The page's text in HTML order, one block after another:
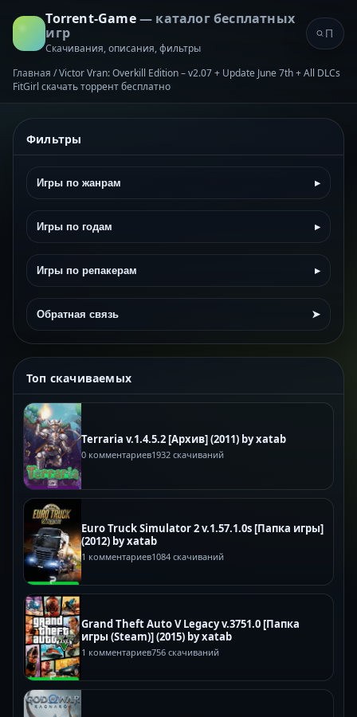
Torrent-Game— каталог бесплатных
игр
Скачивания, описания, фильтры
Главная /Victor Vran: Overkill Edition – v2.07 + Update June 7th + All DLCs
FitGirl скачать торрент бесплатно
Фильтры
Игры по жанрам ▸
Игры по годам ▸
Игры по репакерам ▸
Обратная связь ➤
Топ скачиваемых
Terraria v.1.4.5.2 [Архив] (2011) by xatab
0 комментариев1932 скачиваний
Euro Truck Simulator 2 v.1.57.1.0s [Папка игры]
(2012) by xatab
1 комментариев1084 скачиваний
Grand Theft Auto V Legacy v.3751.0 [Папка
игры (Steam)] (2015) by xatab
1 комментариев756 скачиваний